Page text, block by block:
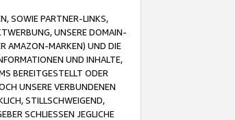
SOWIE PARTNER-LINKS,
UNSERE DOMAIN-
AMAZON-MARKEN) UND DIE
UND INHALTE,
BEREITGESTELLT ODER
UNSERE VERBUNDENEN
STILLSCHWEIGEND,
SCHLIESSEN JEGLICHE